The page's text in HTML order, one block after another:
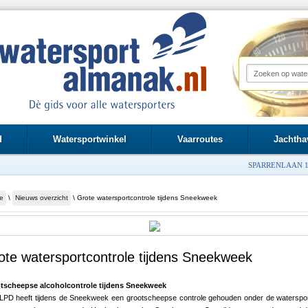
Watersportwinkel Vaarroutes
SPARRENLAAN
\ Nieuws overzicht \ Grote watersportcontrole tijdens Sneekweek
watersportcontrole tijdens Sneekweek
alcoholcontrole tijdens Sneekweek
heeft tijdens de Sneekweek een grootscheepse controle gehouden onder de